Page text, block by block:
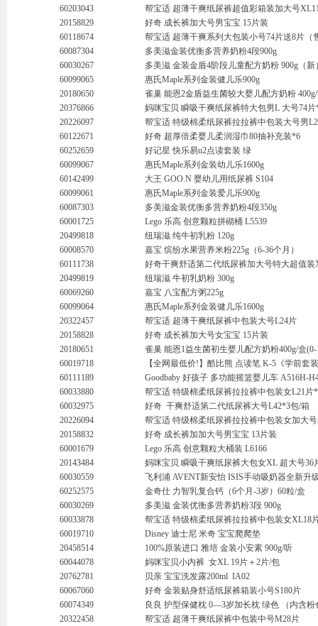
60203043
帮宝适 超薄干爽纸尿裤超值彩箱装加大号
20158829
好奇 成长裤加大号男宝宝 15片装
60118674
帮宝适 超薄干爽系列大包装小号74片送8片（
60087304
多美滋金装优衡多营养奶粉4段900g
60030267
多美滋 金装金盾4阶段儿童配方奶粉 900g（新
60099065
惠氏Maple系列金装健儿乐900g
20180650
雀巢 能恩2金盾益生菌较大婴儿配方奶粉
20376866
妈咪宝贝 瞬吸干爽纸尿裤特大包男L 大号74片
20226097
帮宝适 特级棉柔纸尿裤拉拉裤中包装大号男
60122671
好奇 超厚倍柔婴儿柔润湿巾80抽补充装*6
60252659
好记星 快乐易u2点读套装 绿
60099067
惠氏Maple系列金装幼儿乐1600g
60142499
大王 GOO.N 婴幼儿用纸尿裤 S104
60099061
惠氏Maple系列金装爱儿乐900g
60087303
多美滋金装优衡多营养奶粉4段350g
60001725
Lego 乐高 创意颗粒拼砌桶 L5539
20499818
纽瑞滋 纯牛初乳粉 120g
60008570
嘉宝 缤纷水果营养米粉225g（6-36个月）
60111738
好奇干爽舒适第二代纸尿裤加大号特大超值装
20499819
纽瑞滋 牛初乳奶粉 300g
60069260
嘉宝 八宝配方粥225g
60099064
惠氏Maple系列金装健儿乐1600g
20322457
帮宝适 超薄干爽纸尿裤中包装大号L24片
20158828
好奇 成长裤加大号女宝宝 15片装
20180651
雀巢 能恩1益生菌初生婴儿配方奶粉400g/盒
60019718
【全网最低价!】酷比熊 点读笔 K-5《学前套
60111189
Goodbaby 好孩子 多功能摇篮婴儿车 A516H-
60033880
帮宝适 特级棉柔纸尿裤拉拉裤中包装女L21片
60032975
好奇 干爽舒适第二代纸尿裤大号L42*3包/箱
20226094
帮宝适 特级棉柔纸尿裤拉拉裤中包装女加大
20158832
好奇 成长裤加加大号男宝宝 13片装
60001679
Lego 乐高 创意颗粒大桶装 L6166
20143484
妈咪宝贝 瞬吸干爽纸尿裤大包女XL 超大号36
60030559
飞利浦 AVENT新安怡 ISIS手动吸奶器全新升
60252575
金奇仕 力智乳复合钙（6个月-3岁）60粒/盒
60030269
多美滋 金装优衡多营养奶粉3段 900g
60033878
帮宝适 特级棉柔纸尿裤拉拉裤中包装女XL18
60019710
Disney 迪士尼 米奇 宝宝爬爬垫
20458514
100%原装进口 雅培 金装小安素 900g/听
60044078
妈咪宝贝小内裤 女XL 19片＋2片/包
20762781
贝亲 宝宝洗发露200ml IA02
60067060
好奇 金装贴身舒适纸尿裤箱装小号S180片
60074349
良良 护型保健枕 0—3岁加长枕 绿色 （内含粉
20322458
帮宝适 超薄干爽纸尿裤中包装中号M28片